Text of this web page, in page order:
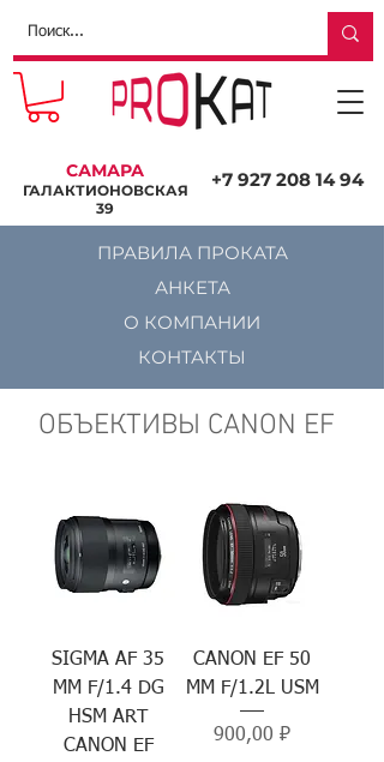
+7 927 208 14 94
САМАРА
ГАЛАКТИОНОВСКАЯ
39
ПРАВИЛА ПРОКАТА
АНКЕТА
О КОМПАНИИ
КОНТАКТЫ
ОБЪЕКТИВЫ CANON EF
SIGMA AF 35
MM F/1.4 DG
HSM ART
CANON EF
CANON EF 50
MM F/1.2L USM
Цена
900,00 ₽